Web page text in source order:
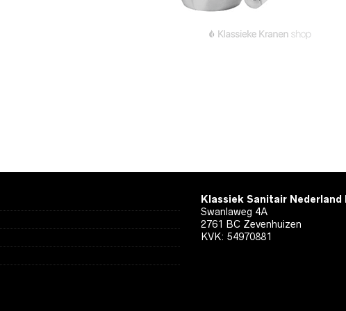
Klassiek Sanitair Nederland
Swanlaweg 4A
2761 BC Zevenhuizen
KVK: 54970881